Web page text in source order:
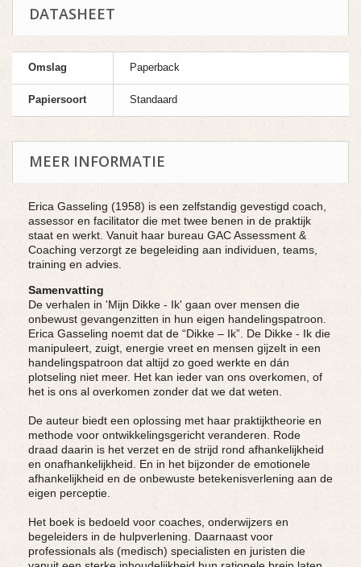
DATASHEET
Omslag Paperback
Papiersoort Standaard
MEER INFORMATIE
Erica Gasseling (1958) is een zelfstandig gevestigd coach,
assessor en facilitator die met twee benen in de praktijk
staat en werkt. Vanuit haar bureau GAC Assessment &
Coaching verzorgt ze begeleiding aan individuen, teams,
training en advies.
Samenvatting
De verhalen in 'Mijn Dikke - Ik' gaan over mensen die
onbewust gevangenzitten in hun eigen handelingspatroon.
Erica Gasseling noemt dat de “Dikke – Ik”. De Dikke - Ik die
manipuleert, zuigt, energie vreet en mensen gijzelt in een
handelingspatroon dat altijd zo goed werkte en dán
plotseling niet meer. Het kan ieder van ons overkomen, of
het is ons al overkomen zonder dat we dat weten.
De auteur biedt een oplossing met haar praktijktheorie en
methode voor ontwikkelingsgericht veranderen. Rode
draad daarin is het verzet en de strijd rond afhankelijkheid
en onafhankelijkheid. En in het bijzonder de emotionele
afhankelijkheid en de onbewuste betekenisverlening aan de
eigen perceptie.
Het boek is bedoeld voor coaches, onderwijzers en
begeleiders in de hulpverlening. Daarnaast voor
professionals als (medisch) specialisten en juristen die